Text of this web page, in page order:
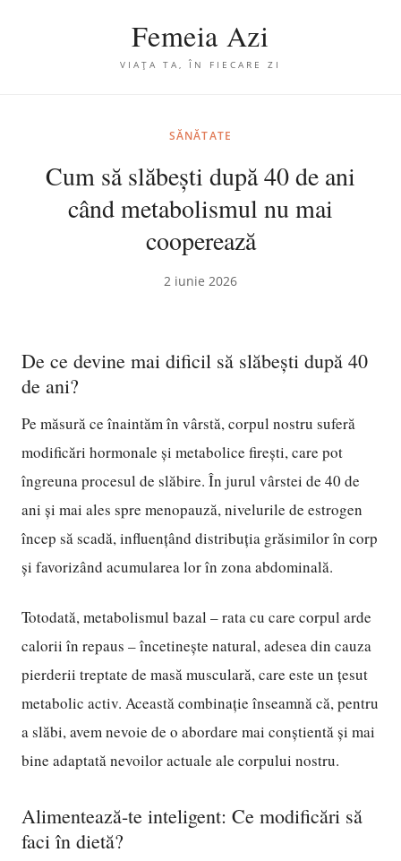
Femeia Azi
VIAȚA TA, ÎN FIECARE ZI
SĂNĂTATE
Cum să slăbești după 40 de ani
când metabolismul nu mai
cooperează
2 iunie 2026
De ce devine mai dificil să slăbești după 40
de ani?
Pe măsură ce înaintăm în vârstă, corpul nostru suferă
modificări hormonale și metabolice firești, care pot
îngreuna procesul de slăbire. În jurul vârstei de 40 de
ani și mai ales spre menopauză, nivelurile de estrogen
încep să scadă, influențând distribuția grăsimilor în corp
și favorizând acumularea lor în zona abdominală.
Totodată, metabolismul bazal – rata cu care corpul arde
calorii în repaus – încetinește natural, adesea din cauza
pierderii treptate de masă musculară, care este un țesut
metabolic activ. Această combinație înseamnă că, pentru
a slăbi, avem nevoie de o abordare mai conștientă și mai
bine adaptată nevoilor actuale ale corpului nostru.
Alimentează-te inteligent: Ce modificări să
faci în dietă?